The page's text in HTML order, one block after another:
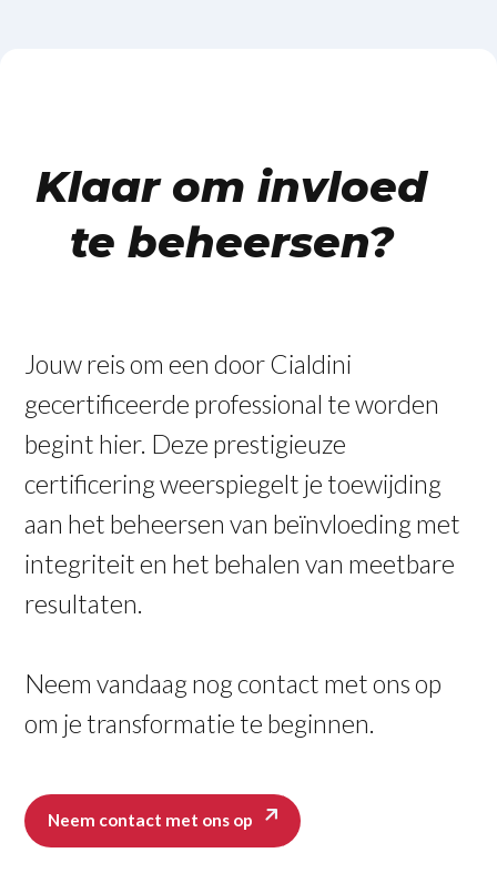
Klaar om invloed
te beheersen?
Jouw reis om een door Cialdini
gecertificeerde professional te worden
begint hier. Deze prestigieuze
certificering weerspiegelt je toewijding
aan het beheersen van beïnvloeding met
integriteit en het behalen van meetbare
resultaten.
Neem vandaag nog contact met ons op
om je transformatie te beginnen.
Neem contact met ons op